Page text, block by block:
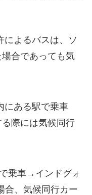
よるバスは、ソ
合であっても気
にある駅で乗車
際には気候同行
乗車→インドグォ
合、気候同行カー